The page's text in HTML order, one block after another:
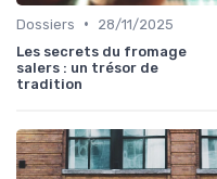
Dossiers •
28/11/2025
Les secrets du fromage
salers : un trésor de
tradition